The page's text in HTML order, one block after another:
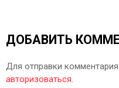
ДОБАВИТЬ
Для отправки
авторизоваться.